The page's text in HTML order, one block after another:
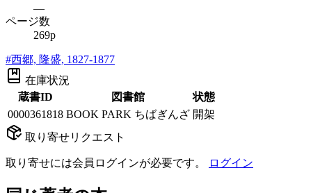
—
ページ数
269p
#西郷, 隆盛, 1827-1877
在庫状況
蔵書ID
図書館
状態
0000361818 BOOK PARK ちばぎんざ 開架
取り寄せリクエスト
取り寄せには会員ログインが必要です。 ログイン